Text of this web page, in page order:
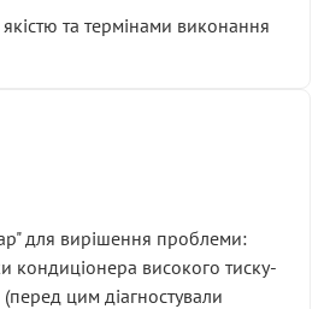
та термінами виконання
для вирішення проблеми:
кондиціонера високого тиску-
цим діагностували